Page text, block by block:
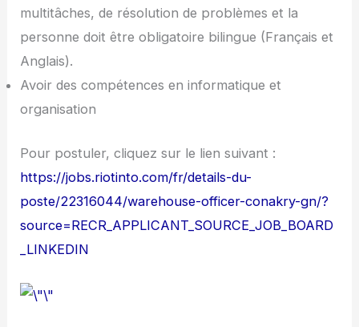
multitâches, de résolution de problèmes et la
personne doit être obligatoire bilingue (Français et
Anglais).
Avoir des compétences en informatique et
organisation
Pour postuler, cliquez sur le lien suivant :
https://jobs.riotinto.com/fr/details-du-
poste/22316044/warehouse-officer-conakry-gn/?
source=RECR_APPLICANT_SOURCE_JOB_BOARD
_LINKEDIN